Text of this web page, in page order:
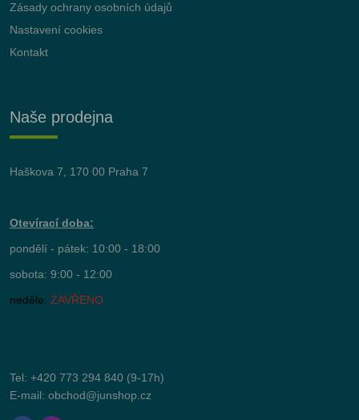
Zásady ochrany osobních údajů
Nastavení cookies
Kontakt
Naše prodejna
Haškova 7, 170 00 Praha 7
Otevírací doba:
pondělí - pátek: 10:00 - 18:00
sobota: 9:00 - 12:00
neděle: ZAVŘENO
Tel: +420 773 294 840 (9-17h)
E-mail: obchod@junshop.cz